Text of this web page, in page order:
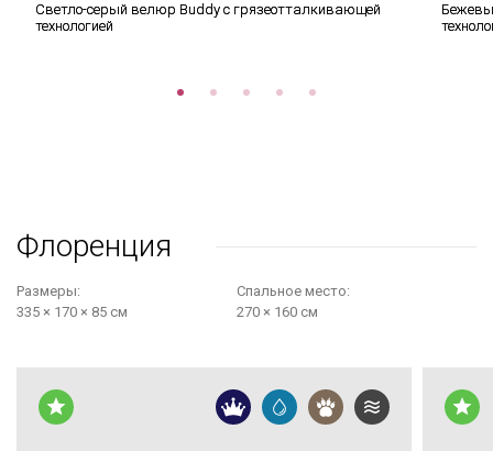
Светло-серый велюр Buddy с грязеотталкивающей
технологией
Флоренция
Размеры:
335 × 170 × 85 см
Cпальное место:
270 × 160 см